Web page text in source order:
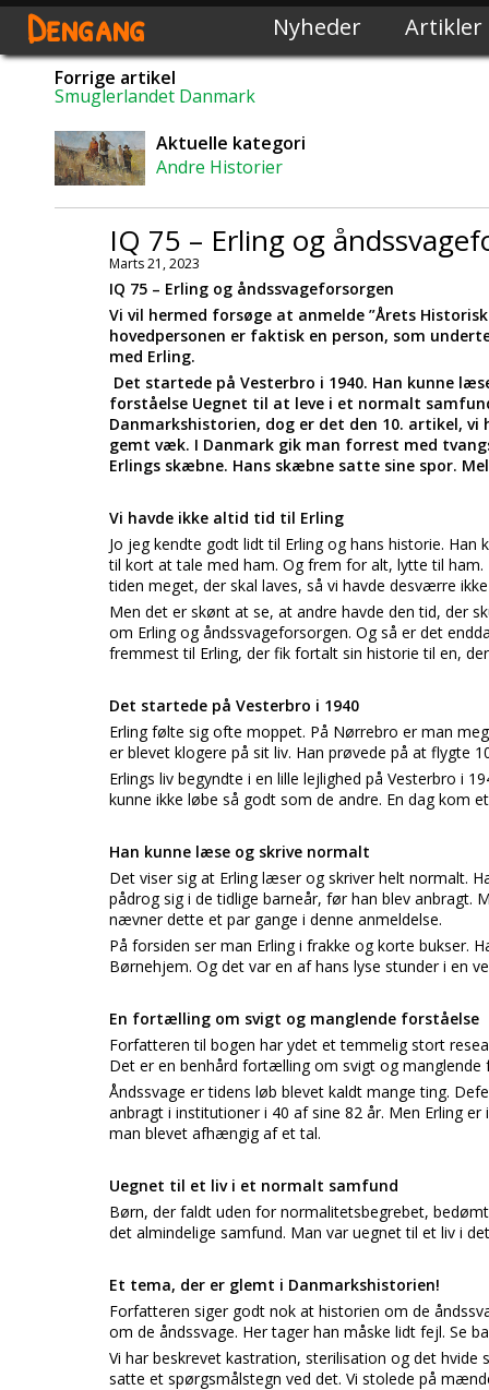
Dengang Nyheder Artikler
Forrige artikel
Smuglerlandet Danmark
Aktuelle kategori
Andre Historier
IQ 75 – Erling og
Marts 21, 2023
IQ 75 – Erling og åndssvageforsorgen
Vi vil hermed forsøge at anmelde ”Årets
hovedpersonen er faktisk en person, som
med Erling.
Det startede på Vesterbro i 1940. Han kunne
forståelse Uegnet til at leve i et normalt
Danmarkshistorien, dog er det den 10. artikel, vi
gemt væk. I Danmark gik man forrest med
Erlings skæbne. Hans skæbne satte sine spor.
Vi havde ikke altid tid til Erling
Jo jeg kendte godt lidt til Erling og hans historie.
til kort at tale med ham. Og frem for alt, lytte til
tiden meget, der skal laves, så vi havde desværre
Men det er skønt at se, at andre havde den tid, der
om Erling og åndssvageforsorgen. Og så er det
fremmest til Erling, der fik fortalt sin historie til en,
Det startede på Vesterbro i 1940
Erling følte sig ofte moppet. På Nørrebro er man
er blevet klogere på sit liv. Han prøvede på at flygte
Erlings liv begyndte i en lille lejlighed på Vesterbro i
kunne ikke løbe så godt som de andre. En dag kom
Han kunne læse og skrive normalt
Det viser sig at Erling læser og skriver helt normalt.
pådrog sig i de tidlige barneår, før han blev anbragt.
nævner dette et par gange i denne anmeldelse.
På forsiden ser man Erling i frakke og korte bukser.
Børnehjem. Og det var en af hans lyse stunder i en
En fortælling om svigt og manglende forståelse
Forfatteren til bogen har ydet et temmelig stort
Det er en benhård fortælling om svigt og manglende
Åndssvage er tidens løb blevet kaldt mange ting.
anbragt i institutioner i 40 af sine 82 år. Men Erling
man blevet afhængig af et tal.
Uegnet til et liv i et normalt samfund
Børn, der faldt uden for normalitetsbegrebet,
det almindelige samfund. Man var uegnet til et liv i
Et tema, der er glemt i Danmarkshistorien!
Forfatteren siger godt nok at historien om de
om de åndssvage. Her tager han måske lidt fejl. Se
Vi har beskrevet kastration, sterilisation og det
satte et spørgsmålstegn ved det. Vi stolede på